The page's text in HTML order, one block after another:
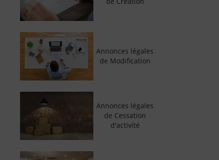
Annonces légales
de Modification
Annonces légales
de Cessation
d'activité